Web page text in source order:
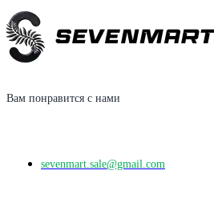
Вам понравится с нами
sevenmart.sale@gmail.com